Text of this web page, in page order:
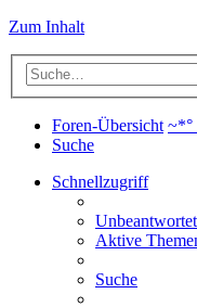
Zum Inhalt
Foren-Übersicht ~*°
Suche
Schnellzugriff
Aktive
Suche